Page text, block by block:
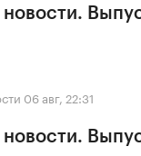
новости.
06 авг, 22:31
новости.